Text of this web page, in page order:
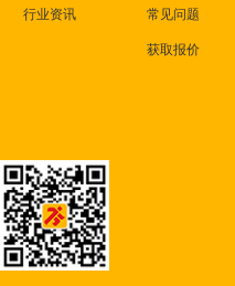
行业资讯 常见问题
获取报价